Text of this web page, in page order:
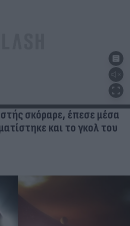
σκόραρε, έπεσε μέσα
και το γκολ του